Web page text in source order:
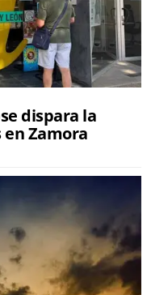
dispara la
en Zamora